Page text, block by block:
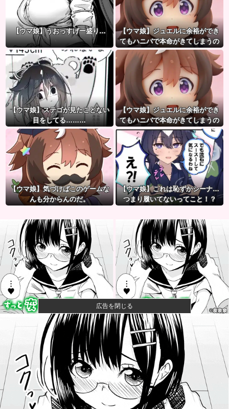
【ウマ娘】うおっすげー盛り…
【ウマ娘】ジュエルに余裕ができ
てもハニバで本命がきてしまうの
だ。
【ウマ娘】ステゴが見たことない
目をしてる………
【ウマ娘】ジュエルに余裕ができ
てもハニバで本命がきてしまうの
だ。
【ウマ娘】気づけばこのゲームな
んも分からんのだ。
【ウマ娘】これは恥ずかシーナ…
つまり履いてないってこと！？
広告を閉じる